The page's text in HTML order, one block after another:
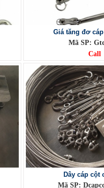
Giá tăng đơ
Mã SP:
Call
Dây cáp cột
Mã SP: